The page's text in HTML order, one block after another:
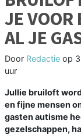
JE VOOR
AL JE
Door Redactie op
uur
Jullie bruiloft
en fijne mensen
gasten autisme
gezelschappen,